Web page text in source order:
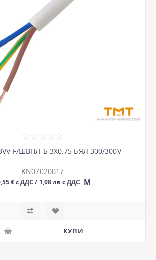
F/ШВПЛ-Б 3Х0.75 БЯЛ 300/300V
KN07020017
€ с ДДС / 1,08 лв с ДДС М